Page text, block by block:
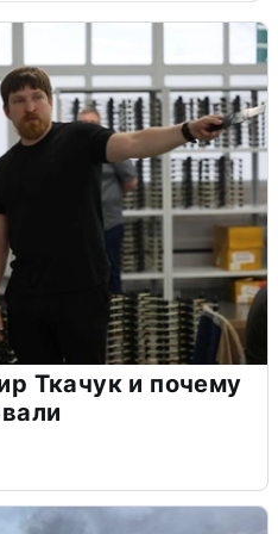
Ткачук и почему